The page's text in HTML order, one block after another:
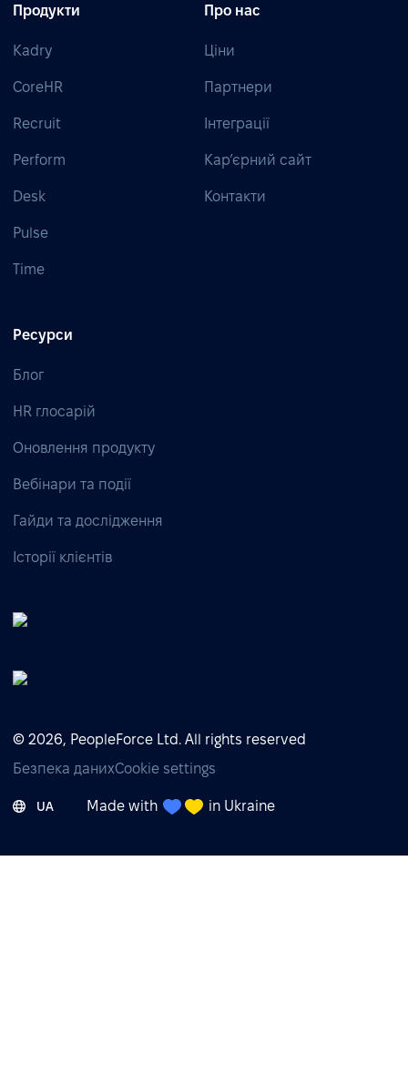
Продукти
Kadry
CoreHR
Recruit
Perform
Desk
Pulse
Time
Про нас
Ціни
Партнери
Інтеграції
Кар’єрний сайт
Контакти
Ресурси
Блог
HR глосарій
Оновлення продукту
Вебінари та події
Гайди та дослідження
Історії клієнтів
© 2026, PeopleForce Ltd. All rights reserved
Безпека данихCookie settings
UA Made with in Ukraine